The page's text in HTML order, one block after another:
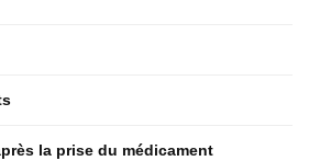
la prise du médicament